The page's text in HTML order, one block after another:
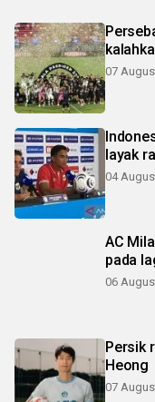
07
layak
04
AC
pada
06
Persik resmi
Heong
07